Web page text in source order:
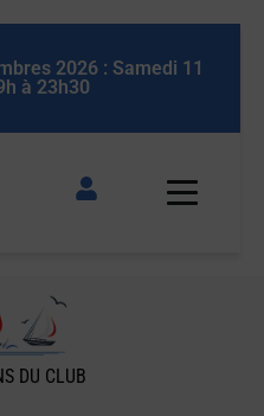
2026 : Samedi 11
à 23h30
DU CLUB